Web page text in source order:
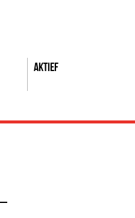
Aktief